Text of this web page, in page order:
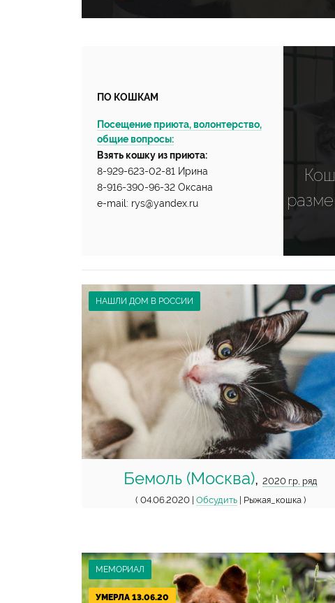
ПО КОШКАМ
Посещение приюта, волонтерство,
общие вопросы:
Взять кошку из приюта:
8-929-623-02-81 Ирина
8-916-390-96-32 Оксана
e-mail: rys@yandex.ru
НАШЛИ ДОМ В РОССИИ
Бемоль (Москва), 2020 г.р, ряд
( 04.06.2020 | Обсудить| Рыжая_кошка )
МЕМОРИАЛ
УМЕРЛА 13.06.20